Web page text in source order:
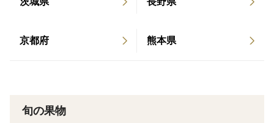
ご注文に際しての注意点（配送方法や納期指定など）
んが納期指定等は承っておりません。ご了承のほどお願
京都府 熊本県
旬の果物